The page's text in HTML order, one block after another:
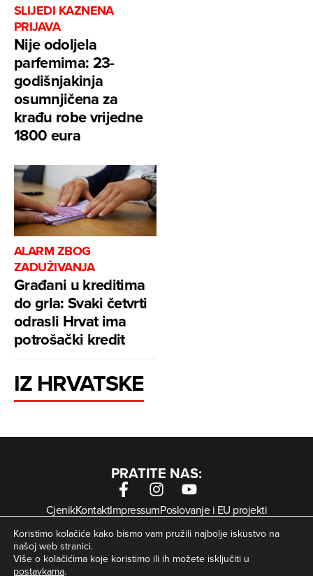
SLIJEDI KAZNENA
PRIJAVA
Nije odoljela
parfemima: 23-
godišnjakinja
osumnjičena za
krađu robe vrijedne
1800 eura
ALARM ZBOG
ZADUŽIVANJA
Građani u kreditima
do grla: Svaki četvrti
odrasli Hrvat ima
potrošački kredit
IZ HRVATSKE
PRATITE NAS:
CjenikKontaktImpressumPoslovanje i EU projekti
Arhiva digitalnih novina
Uvjeti korištenjaZaštita privatnosti
Kolačići
© Zagorje International – Sva prava pridržana | Developed
Koristimo kolačiće kako bismo vam pružili najbolje iskustvo na
našoj web stranici.
Više o kolačićima koje koristimo ili ih možete isključiti u
postavkama.